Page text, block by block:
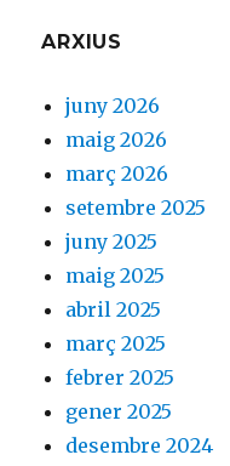
ARXIUS
juny 2026
maig 2026
març 2026
setembre 2025
juny 2025
maig 2025
abril 2025
març 2025
febrer 2025
gener 2025
desembre 2024